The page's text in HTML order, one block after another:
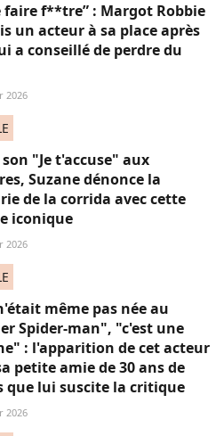
faire f**tre” : Margot Robbie
un acteur à sa place après
a conseillé de perdre du
2026
"Je t'accuse" aux
Suzane dénonce la
de la corrida avec cette
iconique
2026
même pas née au
Spider-man", "c'est une
: l'apparition de cet acteur
petite amie de 30 ans de
que lui suscite la critique
2026